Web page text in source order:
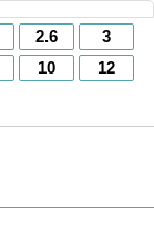
2.6
3
10 12